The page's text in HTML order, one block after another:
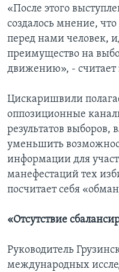
«После этого
создалось мнение,
перед нами человек,
преимущество на
движению», - считает
Цискаришвили
оппозиционные
результатов выборов,
уменьшить
информации для
манефестаций тех
посчитает себя
«Отсутствие
Руководитель
международных